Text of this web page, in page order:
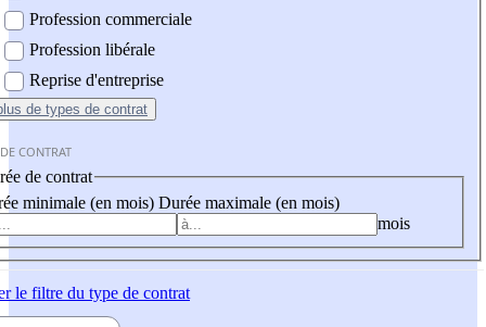
Profession commerciale
Profession libérale
Reprise d'entreprise
de types de contrat
CONTRAT
de contrat
minimale (en mois) Durée maximale (en mois)
mois
le filtre du type de contrat